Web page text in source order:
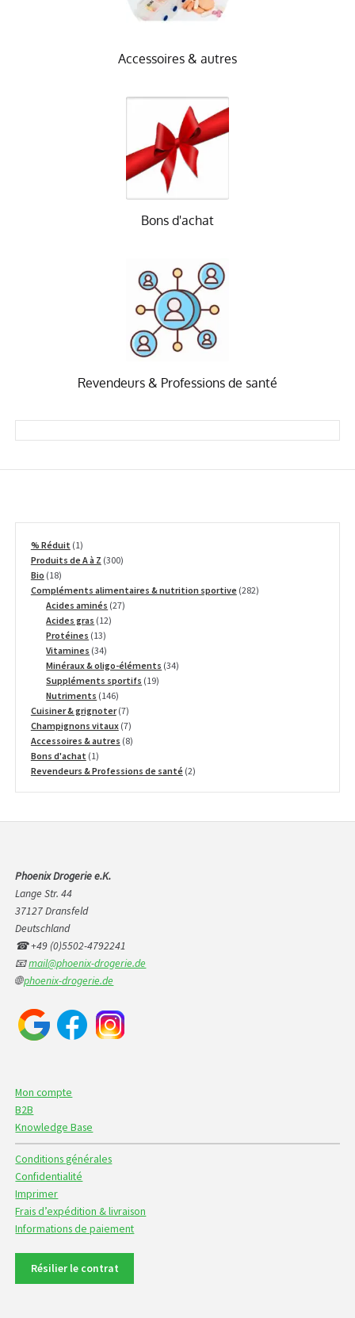
Accessoires & autres
Bons d'achat
Revendeurs & Professions de santé
% Réduit 11
produit
Produits de A à Z 300300
Bio 1818
produits
Compléments alimentaires & nutrition sportive 282282
Acides aminés 2727
Acides gras 1212
Protéines 1313
produits
Vitamines 3434
produits
Minéraux & oligo-éléments 3434
Suppléments sportifs 1919
Nutriments 146146
produits
Cuisiner & grignoter 77
produits
Champignons vitaux 77
produits
Accessoires & autres 88
Bons d'achat 11
produit
Revendeurs & Professions de santé 22
Phoenix Drogerie e.K.
Lange Str. 44
37127 Dransfeld
Deutschland
☎ +49 (0)5502-4792241
📧mail@phoenix-drogerie.de
🌐phoenix-drogerie.de
Mon compte
B2B
Knowledge Base
Conditions générales
Confidentialité
Imprimer
Frais d’expédition & livraison
Informations de paiement
Résilier le contrat